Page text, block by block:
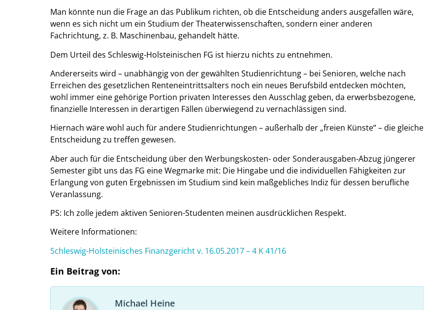
Man könnte nun die Frage an das Publikum richten, ob die Entscheidung anders ausgefallen wäre,
wenn es sich nicht um ein Studium der Theaterwissenschaften, sondern einer anderen
Fachrichtung, z. B. Maschinenbau, gehandelt hätte.
Dem Urteil des Schleswig-Holsteinischen FG ist hierzu nichts zu entnehmen.
Andererseits wird – unabhängig von der gewählten Studienrichtung – bei Senioren, welche nach
Erreichen des gesetzlichen Renteneintrittsalters noch ein neues Berufsbild entdecken möchten,
wohl immer eine gehörige Portion privaten Interesses den Ausschlag geben, da erwerbsbezogene,
finanzielle Interessen in derartigen Fällen überwiegend zu vernachlässigen sind.
Hiernach wäre wohl auch für andere Studienrichtungen – außerhalb der „freien Künste“ – die gleiche
Entscheidung zu treffen gewesen.
Aber auch für die Entscheidung über den Werbungskosten- oder Sonderausgaben-Abzug jüngerer
Semester gibt uns das FG eine Wegmarke mit: Die Hingabe und die individuellen Fähigkeiten zur
Erlangung von guten Ergebnissen im Studium sind kein maßgebliches Indiz für dessen berufliche
Veranlassung.
PS: Ich zolle jedem aktiven Senioren-Studenten meinen ausdrücklichen Respekt.
Weitere Informationen:
Schleswig-Holsteinisches Finanzgericht v. 16.05.2017 – 4 K 41/16
Ein Beitrag von:
Michael Heine